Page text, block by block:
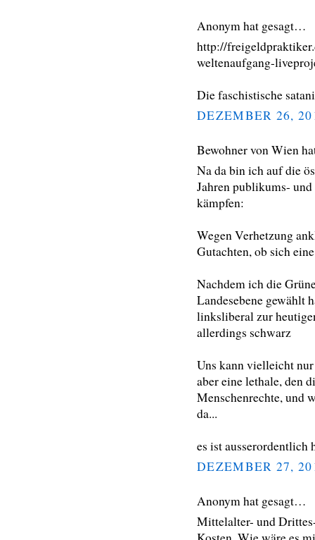
Anonym hat gesagt…
http://
weltenaufgang-
Die faschistische
DEZEMBER 26,
Bewohner von Wien
Na da bin ich auf die
Jahren publikums-
kämpfen:
Wegen Verhetzung
Gutachten, ob sich
Nachdem ich die
Landesebene gewählt
linksliberal zur
allerdings schwarz
Uns kann vielleicht
aber eine lethale, den
Menschenrechte, und
da...
es ist ausserordentlich
DEZEMBER 27,
Anonym hat gesagt…
Mittelalter- und